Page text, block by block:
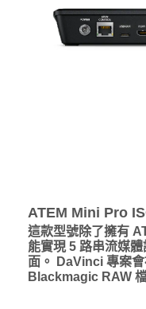
ATEM Mini Pro
這款型號除了擁有
能實現 5 路串流媒
面。 DaVinci 專案
Blackmagic RAW